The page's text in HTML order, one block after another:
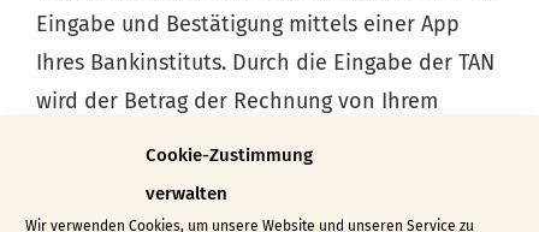
Cookie-Zustimmung
verwalten
Wir verwenden Cookies, um unsere Website und unseren Service zu
Eingabe und Bestätigung mittels einer App
Ihres Bankinstituts. Durch die Eingabe der TAN
wird der Betrag der Rechnung von Ihrem
ueberweisung.at, giropay.de